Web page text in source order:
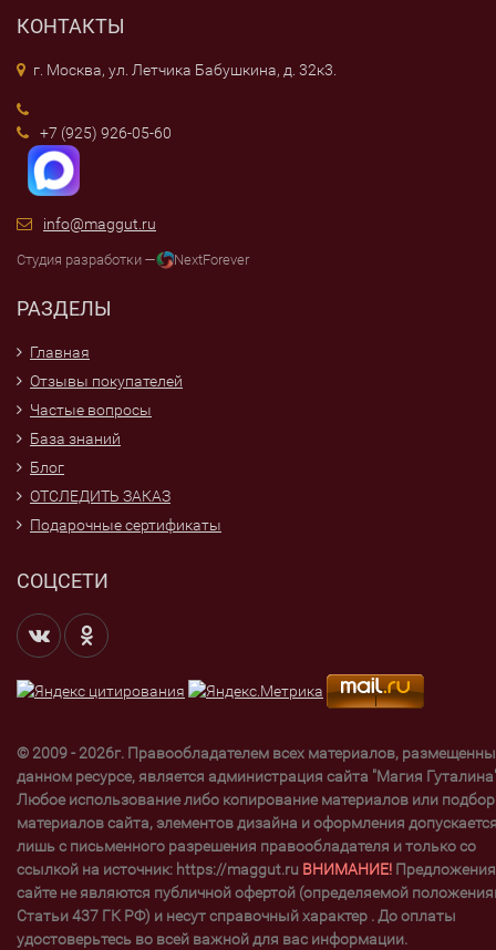
КОНТАКТЫ
г. Москва, ул. Летчика Бабушкина, д. 32к3.
+7 (925) 926-05-60
info@maggut.ru
Студия разработки — NextForever
РАЗДЕЛЫ
Главная
Отзывы покупателей
Частые вопросы
База знаний
Блог
ОТСЛЕДИТЬ ЗАКАЗ
Подарочные сертификаты
СОЦСЕТИ
© 2009 - 2026г. Правообладателем всех материалов,
данном ресурсе, является администрация сайта "Магия
Любое использование либо копирование материалов или
материалов сайта, элементов дизайна и оформления
лишь с письменного разрешения правообладателя и только со
ссылкой на источник: https://maggut.ru ВНИМАНИЕ!
сайте не являются публичной офертой (определяемой
Статьи 437 ГК РФ) и несут справочный характер . До оплаты
удостоверьтесь во всей важной для вас информации.